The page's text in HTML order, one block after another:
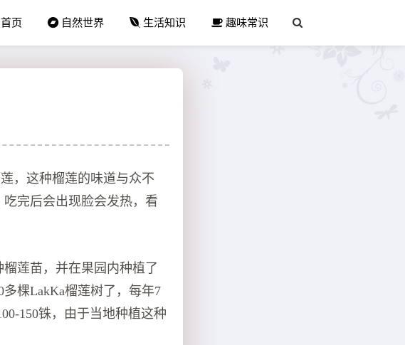
页 自然世界 生活知识 趣味常识
，这种榴莲的味道与众不
完后会出现脸会发热，看
莲苗，并在果园内种植了
棵LakKa榴莲树了，每年7
150铢，由于当地种植这种